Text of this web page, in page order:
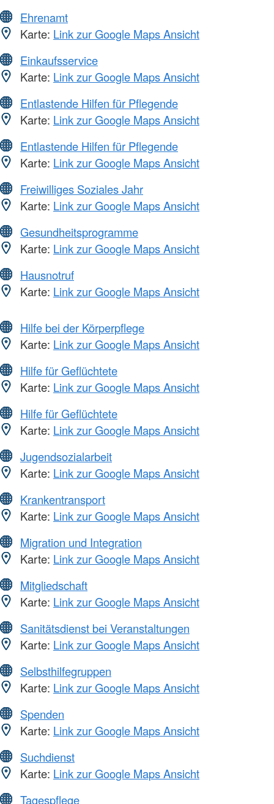
Ehrenamt
Karte: Link zur Google Maps Ansicht
Einkaufsservice
Karte: Link zur Google Maps Ansicht
Entlastende Hilfen für Pflegende
Karte: Link zur Google Maps Ansicht
Entlastende Hilfen für Pflegende
Karte: Link zur Google Maps Ansicht
Freiwilliges Soziales Jahr
Karte: Link zur Google Maps Ansicht
Gesundheitsprogramme
Karte: Link zur Google Maps Ansicht
Hausnotruf
Karte: Link zur Google Maps Ansicht
Hilfe bei der Körperpflege
Karte: Link zur Google Maps Ansicht
Hilfe für Geflüchtete
Karte: Link zur Google Maps Ansicht
Hilfe für Geflüchtete
Karte: Link zur Google Maps Ansicht
Jugendsozialarbeit
Karte: Link zur Google Maps Ansicht
Krankentransport
Karte: Link zur Google Maps Ansicht
Migration und Integration
Karte: Link zur Google Maps Ansicht
Mitgliedschaft
Karte: Link zur Google Maps Ansicht
Sanitätsdienst bei Veranstaltungen
Karte: Link zur Google Maps Ansicht
Selbsthilfegruppen
Karte: Link zur Google Maps Ansicht
Spenden
Karte: Link zur Google Maps Ansicht
Suchdienst
Karte: Link zur Google Maps Ansicht
Tagespflege